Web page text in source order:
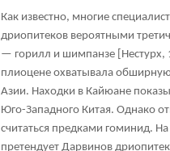
Как известно, многие
дриопитеков вероятными
— горилл и шимпанзе [Нестурх,
плиоцене охватывала
Азии. Находки в Кайюане
Юго-Западного Китая. Однако
считаться предками гоминид.
претендует Дарвинов